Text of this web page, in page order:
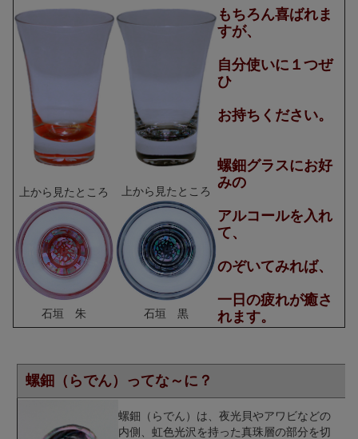
もちろん喜ばれま
すが、
自分使いに１つぜ
ひ
お持ちください。
螺鈿グラスにお好
みの
アルコールを入れ
て、
のぞいてみれば、
一日の疲れが癒さ
れます。
上から見たところ
石垣 朱
上から見たところ
石垣 黒
螺鈿（らでん）ってな～に？
螺鈿（らでん）は、夜光貝やアワビなどの
内側、虹色光沢を持った真珠層の部分を切